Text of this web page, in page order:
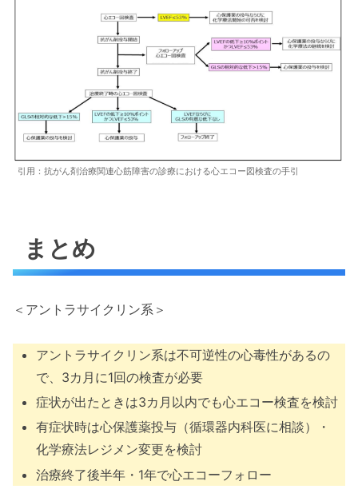
引用：抗がん剤治療関連心筋障害の診療における心エコー図検査の手引
まとめ
＜アントラサイクリン系＞
アントラサイクリン系は不可逆性の心毒性があるの
で、3カ月に1回の検査が必要
症状が出たときは3カ月以内でも心エコー検査を検討
有症状時は心保護薬投与（循環器内科医に相談）・
化学療法レジメン変更を検討
治療終了後半年・1年で心エコーフォロー